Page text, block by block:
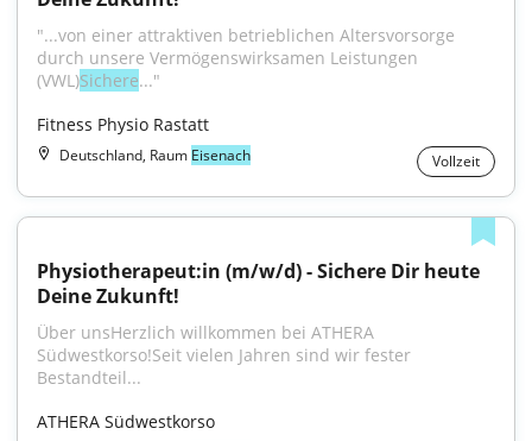
"...von einer attraktiven betrieblichen Altersvorsorge
durch unsere Vermögenswirksamen Leistungen
(VWL)Sichere..."
Fitness Physio Rastatt
Deutschland, Raum Eisenach Vollzeit
Physiotherapeut:in (m/w/d) - Sichere Dir heute
Deine Zukunft!
Über unsHerzlich willkommen bei ATHERA
Südwestkorso!Seit vielen Jahren sind wir fester
Bestandteil...
ATHERA Südwestkorso